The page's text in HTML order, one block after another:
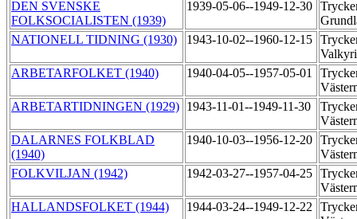
DEN SVENSKE
FOLKSOCIALISTEN (1939)
1939-05-06--1949-12-30
NATIONELL TIDNING (1930)
1943-10-02--1960-12-15
ARBETARFOLKET (1940)
1940-04-05--1957-05-01
ARBETARTIDNINGEN (1929) 1943-11-01--1949-11-30
DALARNES FOLKBLAD
(1940)
1940-10-03--1956-12-20
FOLKVILJAN (1942)
1942-03-27--1957-04-25
HALLANDSFOLKET (1944)
1944-03-24--1949-12-22